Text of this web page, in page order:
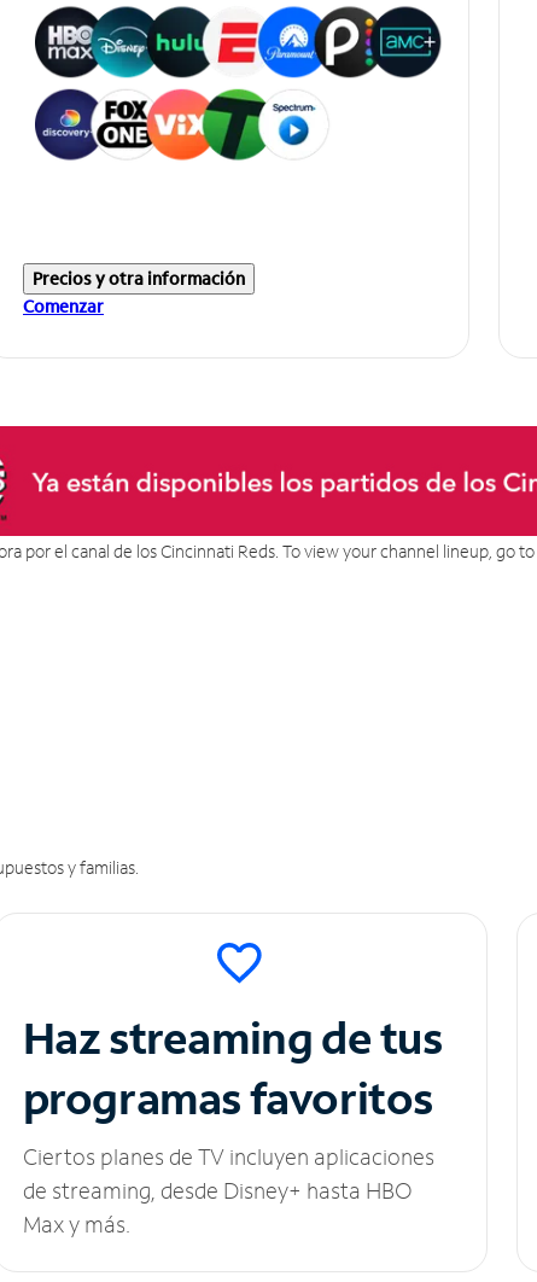
Precios y otra información
Comenzar
por el canal de los Cincinnati Reds. To view your channel lineup, go to
y familias.
Haz streaming de tus
programas favoritos
Ciertos planes de TV incluyen aplicaciones
de streaming, desde Disney+ hasta HBO
Max y más.